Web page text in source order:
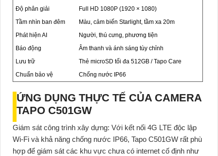
Độ phân giải
Full HD 1080P (1920 × 1080)
Tầm nhìn ban đêm
Màu, cảm biến Starlight, tầm xa 20m
Phát hiện AI
Người, thú cưng, phương tiện
Báo động
Âm thanh và ánh sáng tùy chỉnh
Lưu trữ
Thẻ microSD tối đa 512GB / Tapo Care
Chuẩn bảo vệ
Chống nước IP66
ỨNG DỤNG THỰC TẾ CỦA CAMERA
TAPO C501GW
Giám sát công trình xây dựng: Với kết nối 4G LTE độc lập
Wi-Fi và khả năng chống nước IP66, Tapo C501GW rất phù
hợp để giám sát các khu vực chưa có internet cố định như